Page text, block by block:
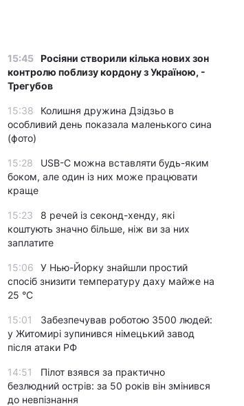
15:45 Росіяни створили кілька нових зон
контролю поблизу кордону з Україною, -
Трегубов
15:38
Колишня дружина Дзідзьо в
особливий день показала маленького сина
(фото)
15:28
USB-C можна вставляти будь-яким
боком, але один із них може працювати
краще
15:23
8 речей із секонд-хенду, які
коштують значно більше, ніж ви за них
заплатите
15:06
У Нью-Йорку знайшли простий
спосіб знизити температуру даху майже на
25 °C
15:01
Забезпечував роботою 3500 людей:
у Житомирі зупинився німецький завод
після атаки РФ
14:51
Пілот взявся за практично
безлюдний острів: за 50 років він змінився
до невпізнання